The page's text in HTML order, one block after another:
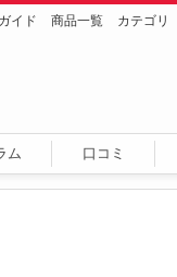
イド 商品一覧 カテゴリ
ム 口コミ